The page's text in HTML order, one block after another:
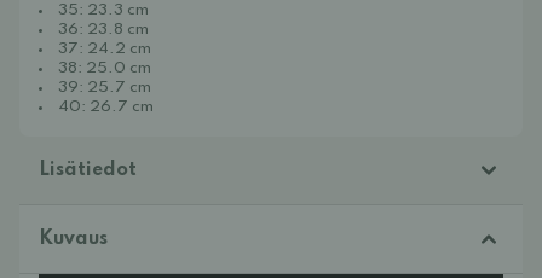
35: 23.3 cm
36: 23.8 cm
37: 24.2 cm
38: 25.0 cm
39: 25.7 cm
40: 26.7 cm
Lisätiedot
Kuvaus